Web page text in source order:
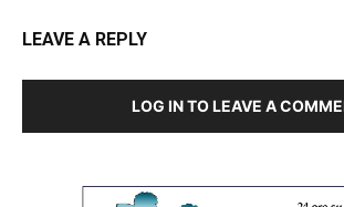
LEAVE A REPLY
LOG IN TO LEAVE A